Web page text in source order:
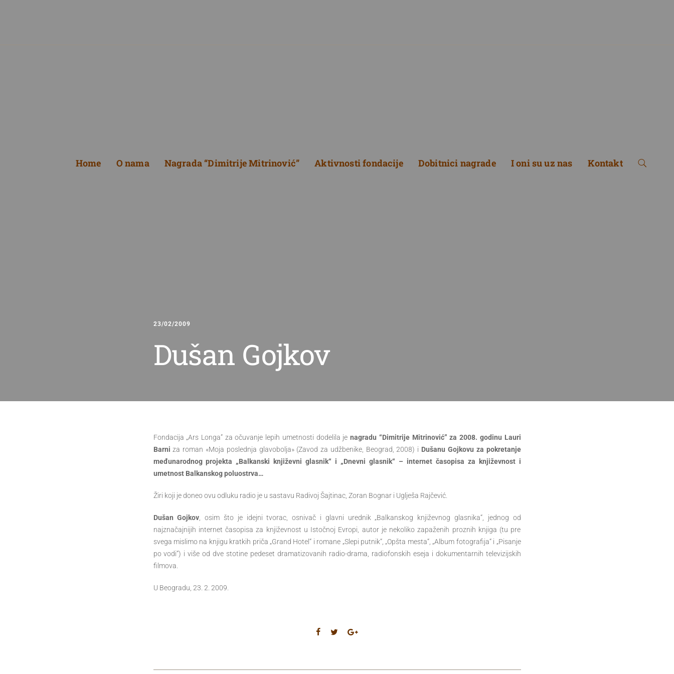
Home O nama Nagrada “Dimitrije Mitrinović” Aktivnosti fondacije Dobitnici nagrade I oni su uz nas Kontakt
23/02/2009
Dušan Gojkov
Fondacija „Ars Longa” za očuvanje lepih umetnosti dodelila jenagradu “Dimitrije Mitrinović” za 2008. godinu Lauri
Barni za roman «Moja poslednja glavobolja» (Zavod za udžbenike, Beograd, 2008) i Dušanu Gojkovu za pokretanje
međunarodnog projekta „Balkanski književni glasnik“ i „Dnevni glasnik“ – internet časopisa za književnost i
umetnost Balkanskog poluostrva…
Žiri koji je doneo ovu odluku radio je u sastavu Radivoj Šajtinac, Zoran Bognar i Uglješa Rajčević.
Dušan Gojkov , osim što je idejni tvorac, osnivač i glavni urednik „Balkanskog književnog glasnika“, jednog od
najznačajnijih internet časopisa za književnost u Istočnoj Evropi, autor je nekoliko zapaženih proznih knjiga (tu pre
svega mislimo na knjigu kratkih priča „Grand Hotel“ i romane „Slepi putnik“, „Opšta mesta“, „Album fotografija“ i „Pisanje
po vodi“) i više od dve stotine pedeset dramatizovanih radio-drama, radiofonskih eseja i dokumentarnih televizijskih
filmova.
U Beogradu, 23. 2. 2009.